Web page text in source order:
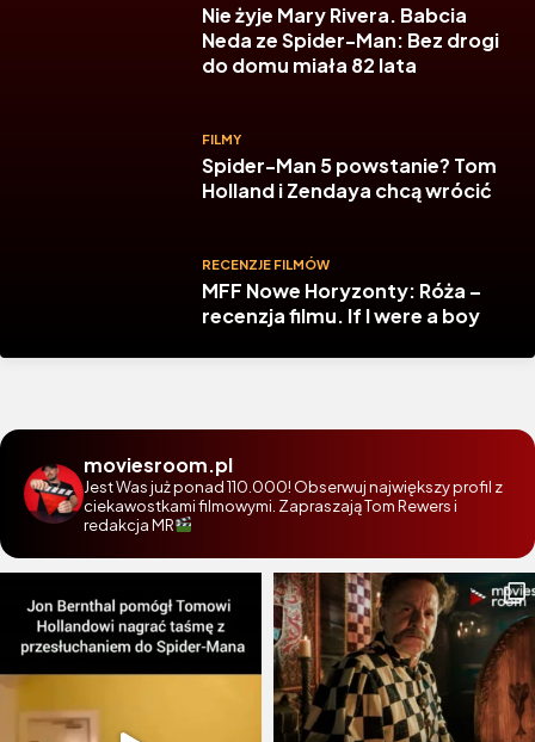
Nie żyje Mary Rivera. Babcia
Neda ze Spider-Man: Bez drogi
do domu miała 82 lata
FILMY
Spider-Man 5 powstanie? Tom
Holland i Zendaya chcą wrócić
RECENZJE FILMÓW
MFF Nowe Horyzonty: Róża –
recenzja filmu. If I were a boy
moviesroom.pl
Jest Was już ponad 110.000! Obserwuj największy profil z
ciekawostkami filmowymi. Zapraszają Tom Rewers i
redakcja MR